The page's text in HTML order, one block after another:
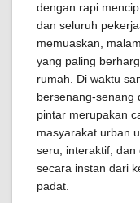
dengan rapi
dan seluruh
memuaskan,
yang paling
rumah. Di waktu
bersenang-senang
pintar merupakan
masyarakat urban
seru, interaktif, dan
secara instan dari
padat.